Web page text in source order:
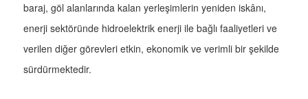
baraj, göl alanlarında kalan yerleşimlerin yeniden iskânı,
enerji sektöründe hidroelektrik enerji ile bağlı faaliyetleri ve
verilen diğer görevleri etkin, ekonomik ve verimli bir şekilde
sürdürmektedir.